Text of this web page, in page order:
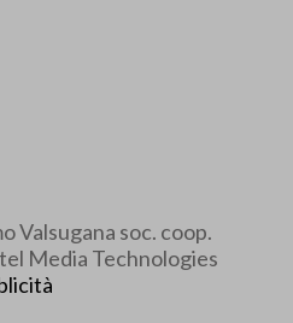
Valsugana soc. coop.
Media Technologies